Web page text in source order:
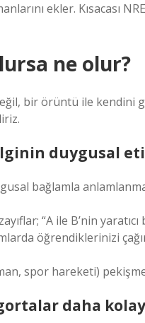
ekler. Kısacası
ne olur?
bir örüntü ile kendini
duygusal
bağlamla
“A ile B’nin
öğrendiklerinizi
spor hareketi)
daha